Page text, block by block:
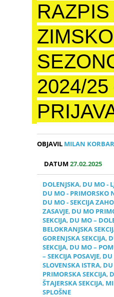
ZIMSKO
2024/25
OBJAVIL MILAN KORBAR
DATUM27.02.2025
DOLENJSKA, DU MO -
DU MO - PRIMORSKO
DU MO - SEKCIJA
ZASAVJE, DU MO
SEKCIJA, DU MO –
BELOKRANJSKA
GORENJSKA SEKCIJA,
SEKCIJA, DU MO –
– SEKCIJA POSAVJE, DU
SLOVENSKA ISTRA, DU
PRIMORSKA SEKCIJA,
ŠTAJERSKA SEKCIJA,
SPLOŠNE